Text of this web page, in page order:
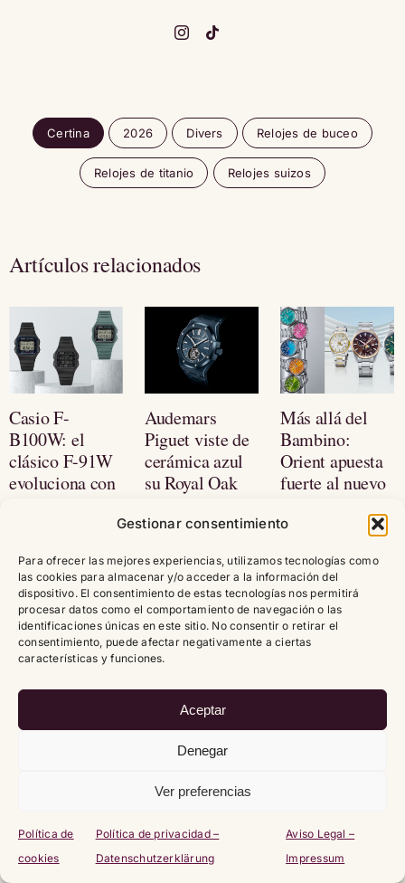
Gestionar consentimiento
Para ofrecer las mejores experiencias, utilizamos tecnologías como
las cookies para almacenar y/o acceder a la información del
dispositivo. El consentimiento de estas tecnologías nos permitirá
procesar datos como el comportamiento de navegación o las
identificaciones únicas en este sitio. No consentir o retirar el
consentimiento, puede afectar negativamente a ciertas
características y funciones.
Aceptar
Denegar
Ver preferencias
Política de
cookies
Política de privacidad –
Datenschutzerklärung
Aviso Legal –
Impressum
Certina 2026 Divers Relojes de buceo
Relojes de titanio Relojes suizos
Artículos relacionados
Casio F-
B100W: el
clásico F-91W
evoluciona con
Audemars
Piguet viste de
cerámica azul
su Royal Oak
Más allá del
Bambino:
Orient apuesta
fuerte al nuevo
expandiendo la
Deja un comentario
Comentario